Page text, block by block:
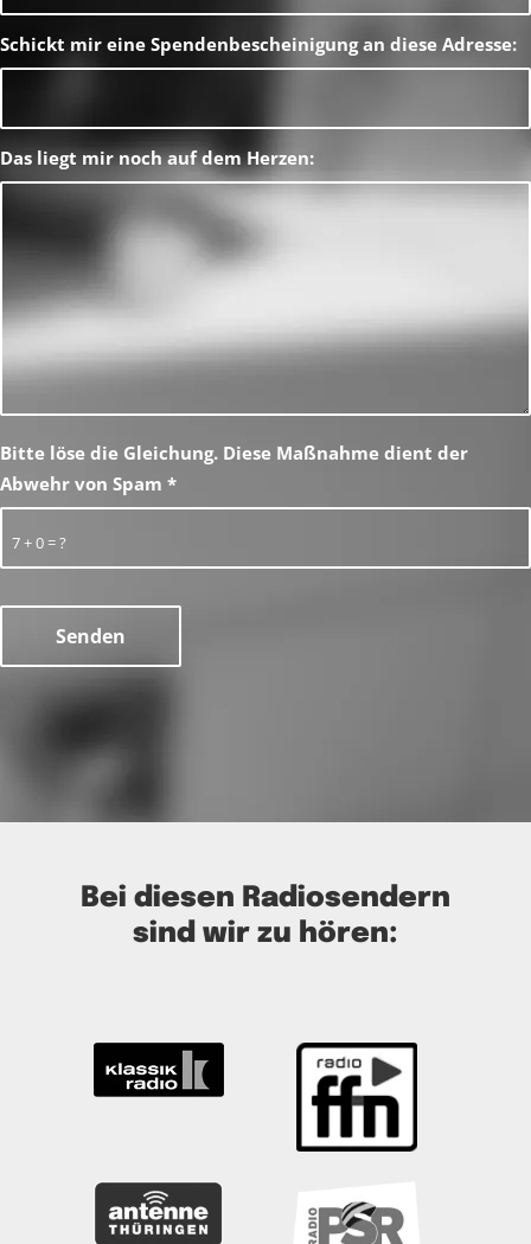
Schickt mir eine Spendenbescheinigung an diese Adresse:
Das liegt mir noch auf dem Herzen:
7 + 0 = ?
Bitte löse die Gleichung. Diese Maßnahme dient der
Abwehr von Spam *
Bei diesen Radiosendern
sind wir zu hören: